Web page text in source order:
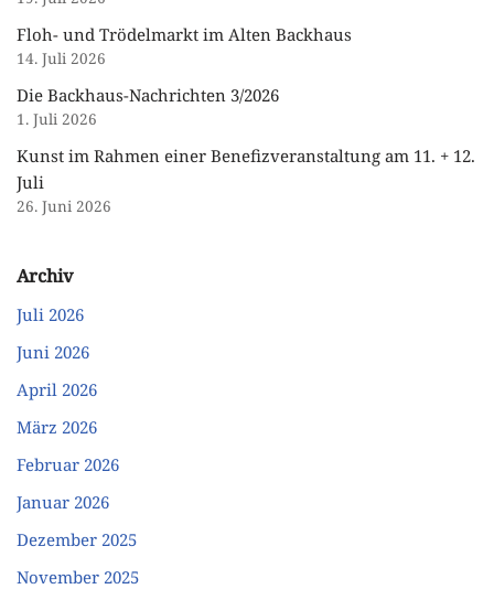
Floh- und Trödelmarkt im Alten Backhaus
14. Juli 2026
Die Backhaus-Nachrichten 3/2026
1. Juli 2026
Kunst im Rahmen einer Benefizveranstaltung am 11. + 12.
Juli
26. Juni 2026
Archiv
Juli 2026
Juni 2026
April 2026
März 2026
Februar 2026
Januar 2026
Dezember 2025
November 2025